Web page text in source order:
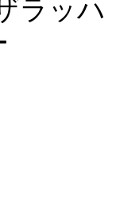
ラッハ